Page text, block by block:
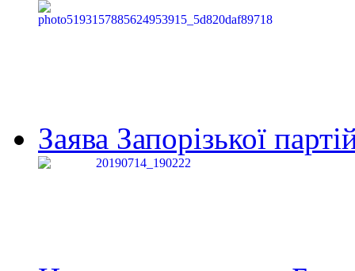
Заява Запорізької